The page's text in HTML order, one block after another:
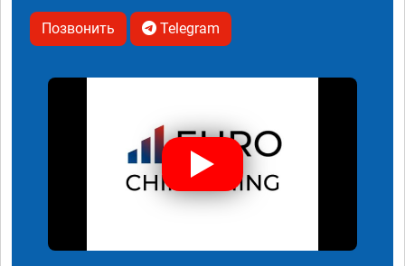
Позвонить Telegram